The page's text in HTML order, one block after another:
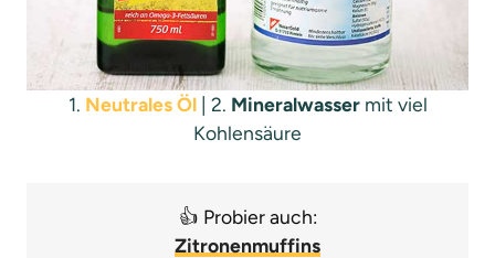
1. Neutrales Öl| 2. Mineralwasser mit viel
Kohlensäure
👍 Probier auch:
Zitronenmuffins